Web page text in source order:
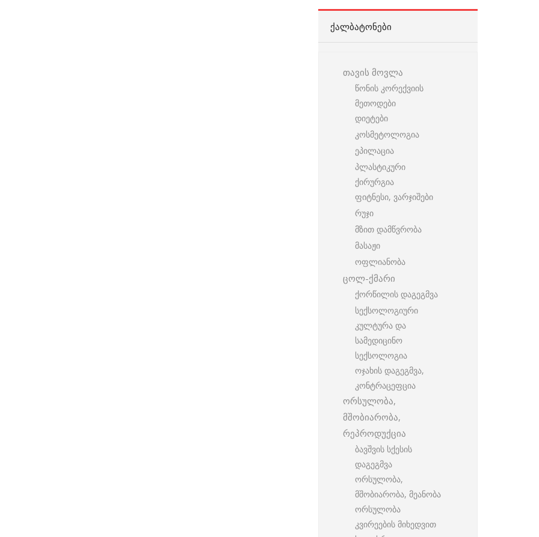
ᲥᲐᲚᲑᲐᲢᲝᲜᲔᲑᲘ
თავის მოვლა
წონის კორექვიის
მეთოდები
დიეტები
კოსმეტოლოგია
ეპილაცია
პლასტიკური
ქირურგია
ფიტნესი, ვარჯიშები
რუჯი
მზით დამწვრობა
მასაჟი
ოფლიანობა
ცოლ-ქმარი
ქორწილის დაგეგმვა
სექსოლოგიური
კულტურა და
სამედიცინო
სექსოლოგია
ოჯახის დაგეგმვა,
კონტრაცეფცია
ორსულობა,
მშობიარობა,
რეპროდუქცია
ბავშვის სქესის
დაგეგმვა
ორსულობა,
მშობიარობა, მეანობა
ორსულობა
კვირეების მიხედვით